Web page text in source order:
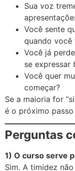
Sua voz
Você sente
quando você
Você já
se expressar
Você quer
começar?
Se a maioria for
é o próximo
Perguntas
1) O curso serve
Sim. A timidez